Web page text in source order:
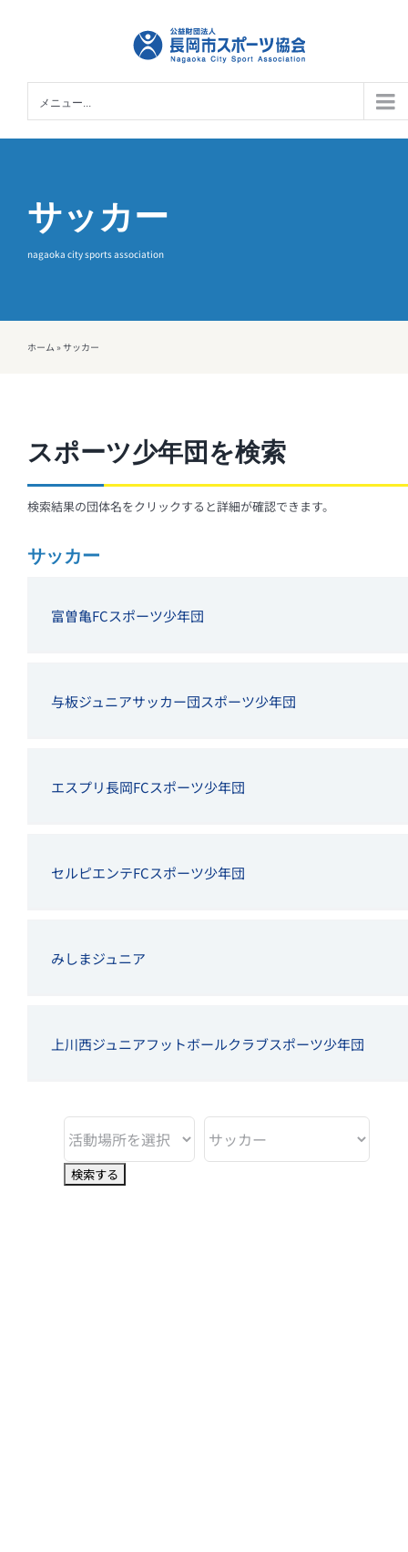
メニュー...
サッカー
nagaoka city sports association
ホーム »サッカー
スポーツ少年団を検索
検索結果の団体名をクリックすると詳細が確認できます。
サッカー
富曽亀FCスポーツ少年団
与板ジュニアサッカー団スポーツ少年団
エスプリ長岡FCスポーツ少年団
セルピエンテFCスポーツ少年団
みしまジュニア
上川西ジュニアフットボールクラブスポーツ少年団